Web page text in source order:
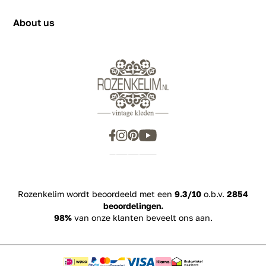
About us
Rozenkelim wordt beoordeeld met een 9.3/10 o.b.v. 2854
beoordelingen.
98%van onze klanten beveelt ons aan.